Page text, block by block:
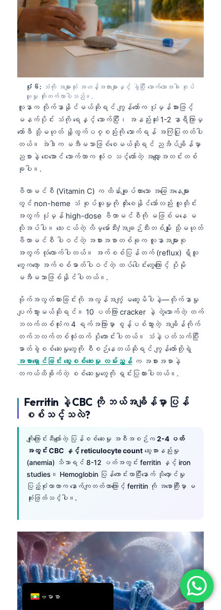
ပုံ ၆: သံကို အများသုံး အဟန့်အတားများနှင့် ခွဲပြီး သောက်သောအခါ စုပ်
ယူမှု တိုးတက်လာပါသည်။.
လူနာက လိုက်နာနိုင်မယ်ဆိုရင် ကျွန်တော်က ပုံမှန်အားဖြင့်
မနက်ပိုင်း သံကို ရေနှင့် သောက်ပြီး၊ အနည်းဆုံး 1-2 နာရီကြာမှ
ကော်ဖီ သို့မဟုတ် နို့ထွက်ပစ္စည်းကို သောက်ရန် အကြံပြုတတ်ပါ
တယ်။ အဲဒါက မအီမသာဖြစ်စေမယ်ဆိုရင် ညအိပ်ချိန်မှာ
ညစာနဲ့ ဝေးအောင် သောက်တာက လုံးဝ သင့်တော်တဲ့ အလျှော့အတင်းတစ်
ခုပါ။.
ဗီတာမင်စီ (Vitamin C) က ထိန်းချုပ်ထားသော အခြေအနေများ
တွင် non-heme သံ စုပ်ယူမှုကို တိုးစေနိုင်သော်လည်း လူတိုင်း
အတွက် ပုံမှန် high-dose ဗီတာမင်စီကို မဖြစ်မနေ မ
လိုအပ်ပါ။ သေးငယ်တဲ့ လိမ္မော်သီး/အချဉ်သီးတစ်မျိုး သို့မဟုတ်
ဗီတာမင်စီ ပါဝင်တဲ့ အစားအစာတစ်ခုက လူနာအများစု
အတွက် လုံလောက်ပါတယ်။ အက်စစ်ပြန်တက် (reflux) ရှိသူ
တွေကတော့ အက်စစ်ဓာတ်ပါဝင်တဲ့ ထပ်ပေါင်းတွေကြောင့် ပိုမို
မအီမသာဖြစ်နိုင်ပါတယ်။.
ဗိုက်အလွတ်ထားခြင်းကို အလွန်အကျွံ မတွေးမိပါနဲ့—လိုက်နာမှု
ပျက်သွားမယ်ဆိုရင်။ 10 ပတ်ကြာ cracker နဲ့ တွဲသောက်တဲ့ တက်
ဘလက်တစ်လုံးက 4 ရက်အကြာမှာ စွန့်ပစ်သွားတဲ့ အချိန်ကိုက်
တက်ဘလက်တစ်လုံးထက် ပိုကောင်းပါတယ်။ သံနဲ့ပတ်သက်ပြီး
ဓာတ်ခွဲစစ်ဆေးမှုတွေကို စီစဉ်နေတယ်ဆိုရင် ကျွန်တော်တို့ရဲ့
အစာရှောင်ခြင်း သွေးစစ်ဆေးမှု လမ်းညွှန် က အစားအစာနဲ့
တကယ်ထိခိုက်တဲ့ စစ်ဆေးမှုတွေကို ရှင်းပြထားပါတယ်။.
Ferritin နဲ့ CBC ကို ဘယ်အချိန်မှာ ပြန်
စစ်သင့်သလဲ?
ကျိုးကြောင်းဆီလျော်တဲ့ ပြန်စစ်ဆေးမှု အစီအစဉ်က 2-4 ပတ်
အတွင်း CBC နှင့် reticulocyte count သွေးအားနည်းမှု
(anemia) သိသာရင် 8-12 ပတ်အတွင်း ferritin နှင့် iron
studies။ Hemoglobin ပြန်ကောင်းလာပြီးနောက် သိုလှောင်မှု
ပြည့်စုံလာတာက နောက်ကျတတ်တာကြောင့် ferritin ကို အစောကြီးမှာ မ
ဆုံးဖြတ်သင့်ပါ။.
ဗမာစာ
English
Deutsch
العربية
Français
Italiano
Español
Português
Ελληνικά
Türkçe
Română
简体中文
Български
Dansk
Nederlands
हिन्दी
Bahasa Indonesia
Српски језик
Svenska
Bosanski
Azərbaycan dili
Eesti
日本語
Čeština
ქართული
Русский
Lietuvių kalba
Polski
한국어
Slovenščina
Magyar
Shqip
বাংলা